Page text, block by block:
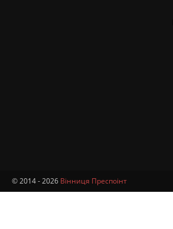
© 2014 - 2026 Вінниця Преспоінт